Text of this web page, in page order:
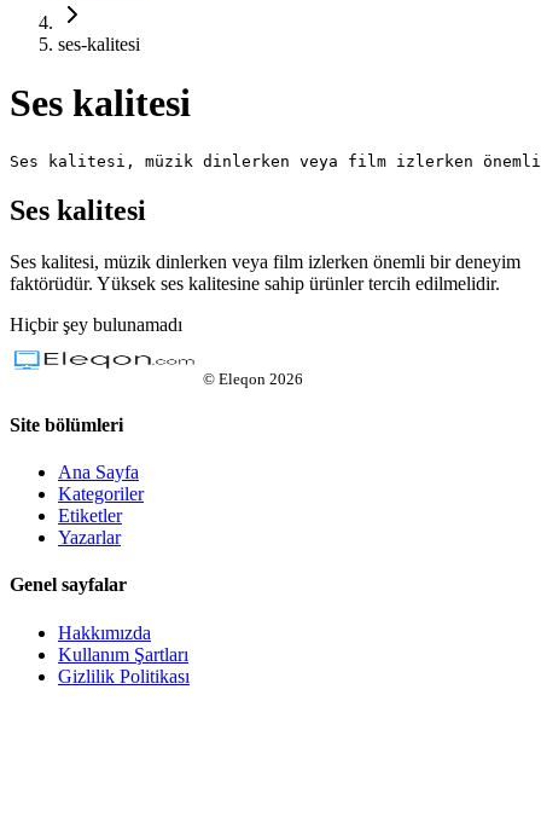
ses-kalitesi
Ses kalitesi
Ses kalitesi, müzik dinlerken veya film izlerken
Ses kalitesi
Ses kalitesi, müzik dinlerken veya film izlerken önemli bir deneyim
faktörüdür. Yüksek ses kalitesine sahip ürünler tercih edilmelidir.
Hiçbir şey bulunamadı
© Eleqon 2026
Site bölümleri
Ana Sayfa
Kategoriler
Etiketler
Yazarlar
Genel sayfalar
Hakkımızda
Kullanım Şartları
Gizlilik Politikası